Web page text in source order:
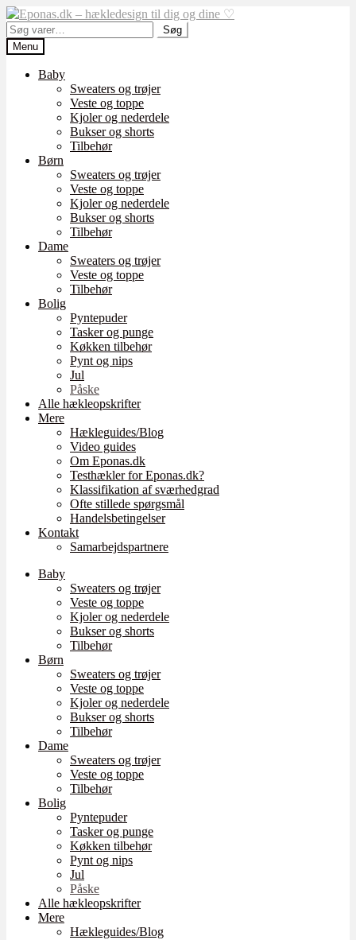
Spring
til
navigation
Spring
til
indhold
Søg
efter:
Søg
Menu
Baby
Sweaters og trøjer
Veste og toppe
Kjoler og nederdele
Bukser og shorts
Tilbehør
Børn
Sweaters og trøjer
Veste og toppe
Kjoler og nederdele
Bukser og shorts
Tilbehør
Dame
Sweaters og trøjer
Veste og toppe
Tilbehør
Bolig
Pyntepuder
Tasker og punge
Køkken tilbehør
Pynt og nips
Jul
Påske
Alle hækleopskrifter
Mere
Hækleguides/Blog
Video guides
Om Eponas.dk
Testhækler for Eponas.dk?
Klassifikation af sværhedgrad
Ofte stillede spørgsmål
Handelsbetingelser
Kontakt
Samarbejdspartnere
Baby
Sweaters og trøjer
Veste og toppe
Kjoler og nederdele
Bukser og shorts
Tilbehør
Børn
Sweaters og trøjer
Veste og toppe
Kjoler og nederdele
Bukser og shorts
Tilbehør
Dame
Sweaters og trøjer
Veste og toppe
Tilbehør
Bolig
Pyntepuder
Tasker og punge
Køkken tilbehør
Pynt og nips
Jul
Påske
Alle hækleopskrifter
Mere
Hækleguides/Blog